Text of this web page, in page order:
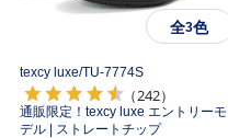
全3色
texcy luxe/TU-7774S
（242）
通販限定！texcy luxe エントリーモ
デル | ストレートチップ